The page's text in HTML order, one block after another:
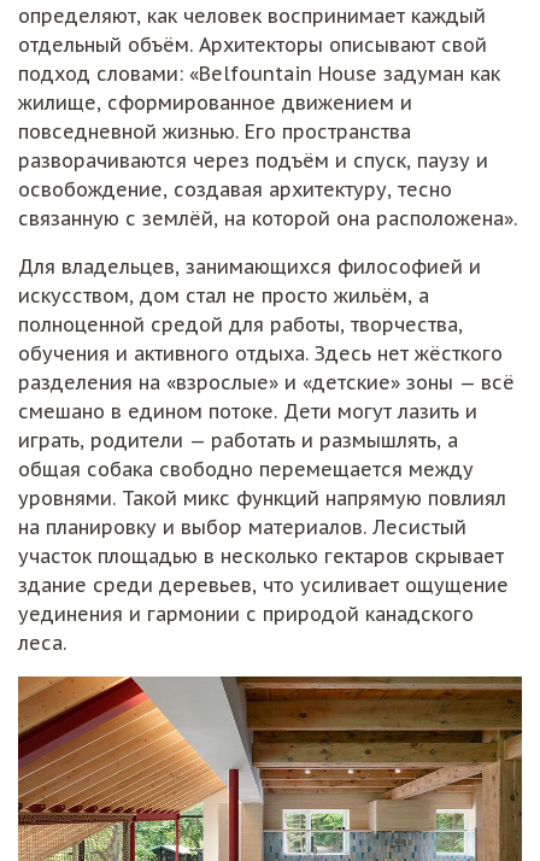
определяют, как человек воспринимает каждый
отдельный объём. Архитекторы описывают свой
подход словами: «Belfountain House задуман как
жилище, сформированное движением и
повседневной жизнью. Его пространства
разворачиваются через подъём и спуск, паузу и
освобождение, создавая архитектуру, тесно
связанную с землёй, на которой она расположена».
Для владельцев, занимающихся философией и
искусством, дом стал не просто жильём, а
полноценной средой для работы, творчества,
обучения и активного отдыха. Здесь нет жёсткого
разделения на «взрослые» и «детские» зоны — всё
смешано в едином потоке. Дети могут лазить и
играть, родители — работать и размышлять, а
общая собака свободно перемещается между
уровнями. Такой микс функций напрямую повлиял
на планировку и выбор материалов. Лесистый
участок площадью в несколько гектаров скрывает
здание среди деревьев, что усиливает ощущение
уединения и гармонии с природой канадского
леса.